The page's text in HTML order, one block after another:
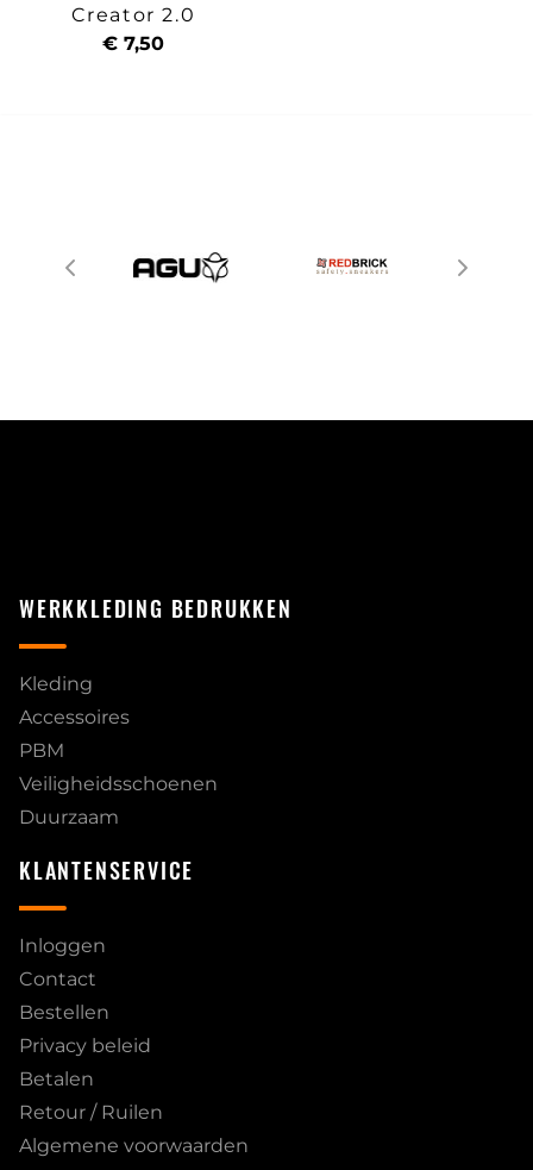
Creator 2.0
€ 7,50
WERKKLEDING BEDRUKKEN
Kleding
Accessoires
PBM
Veiligheidsschoenen
Duurzaam
KLANTENSERVICE
Inloggen
Contact
Bestellen
Privacy beleid
Betalen
Retour / Ruilen
Algemene voorwaarden